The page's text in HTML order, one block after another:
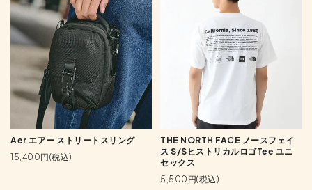
Aer エアー ストリートスリング
15,400円(税込)
THE NORTH FACE ノースフェイ
ス S/SヒストリカルロゴTee ユニ
セックス
5,500円(税込)